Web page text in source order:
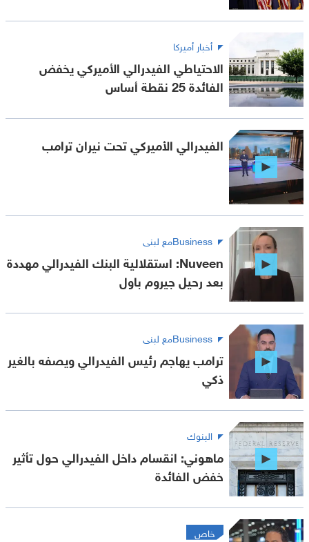
أخبار أميركا
الاحتياطي الفيدرالي الأميركي يخفض
الفائدة 25 نقطة أساس
الفيدرالي الأميركي تحت نيران ترامب
Businessمع لبنى
Nuveen: استقلالية البنك الفيدرالي مهددة
بعد رحيل جيروم باول
Businessمع لبنى
ترامب يهاجم رئيس الفيدرالي ويصفه بالغير
ذكي
البنوك
ماهوني: انقسام داخل الفيدرالي حول تأثير
خفض الفائدة
خاص